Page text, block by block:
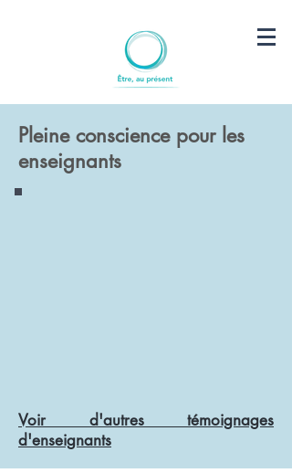
Pleine conscience pour les
enseignants
Voir d'autres témoignages
d'enseignants